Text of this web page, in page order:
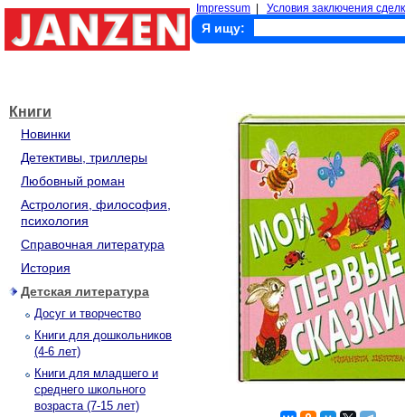
Impressum Условия заключения
Я ищу:
Книги
Новинки
Детективы, триллеры
Любовный роман
Астрология, философия,
психология
Справочная литература
История
Детская литература
Досуг и творчество
Книги для дошкольников
(4-6 лет)
Книги для младшего и
среднего школьного
возраста (7-15 лет)